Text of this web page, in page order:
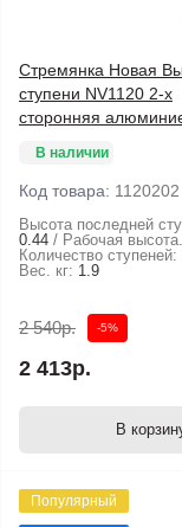
Стремянка Новая
ступени NV1120 2-х
сторонняя
В наличии
Код товара: 1120202
Высота последней
0.44
Рабочая
Количество ступеней:
Вес. кг: 1.9
2 540р. -5%
2 413р.
В
Популярный